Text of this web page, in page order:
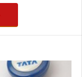
encontrar
Cards objetiva seus